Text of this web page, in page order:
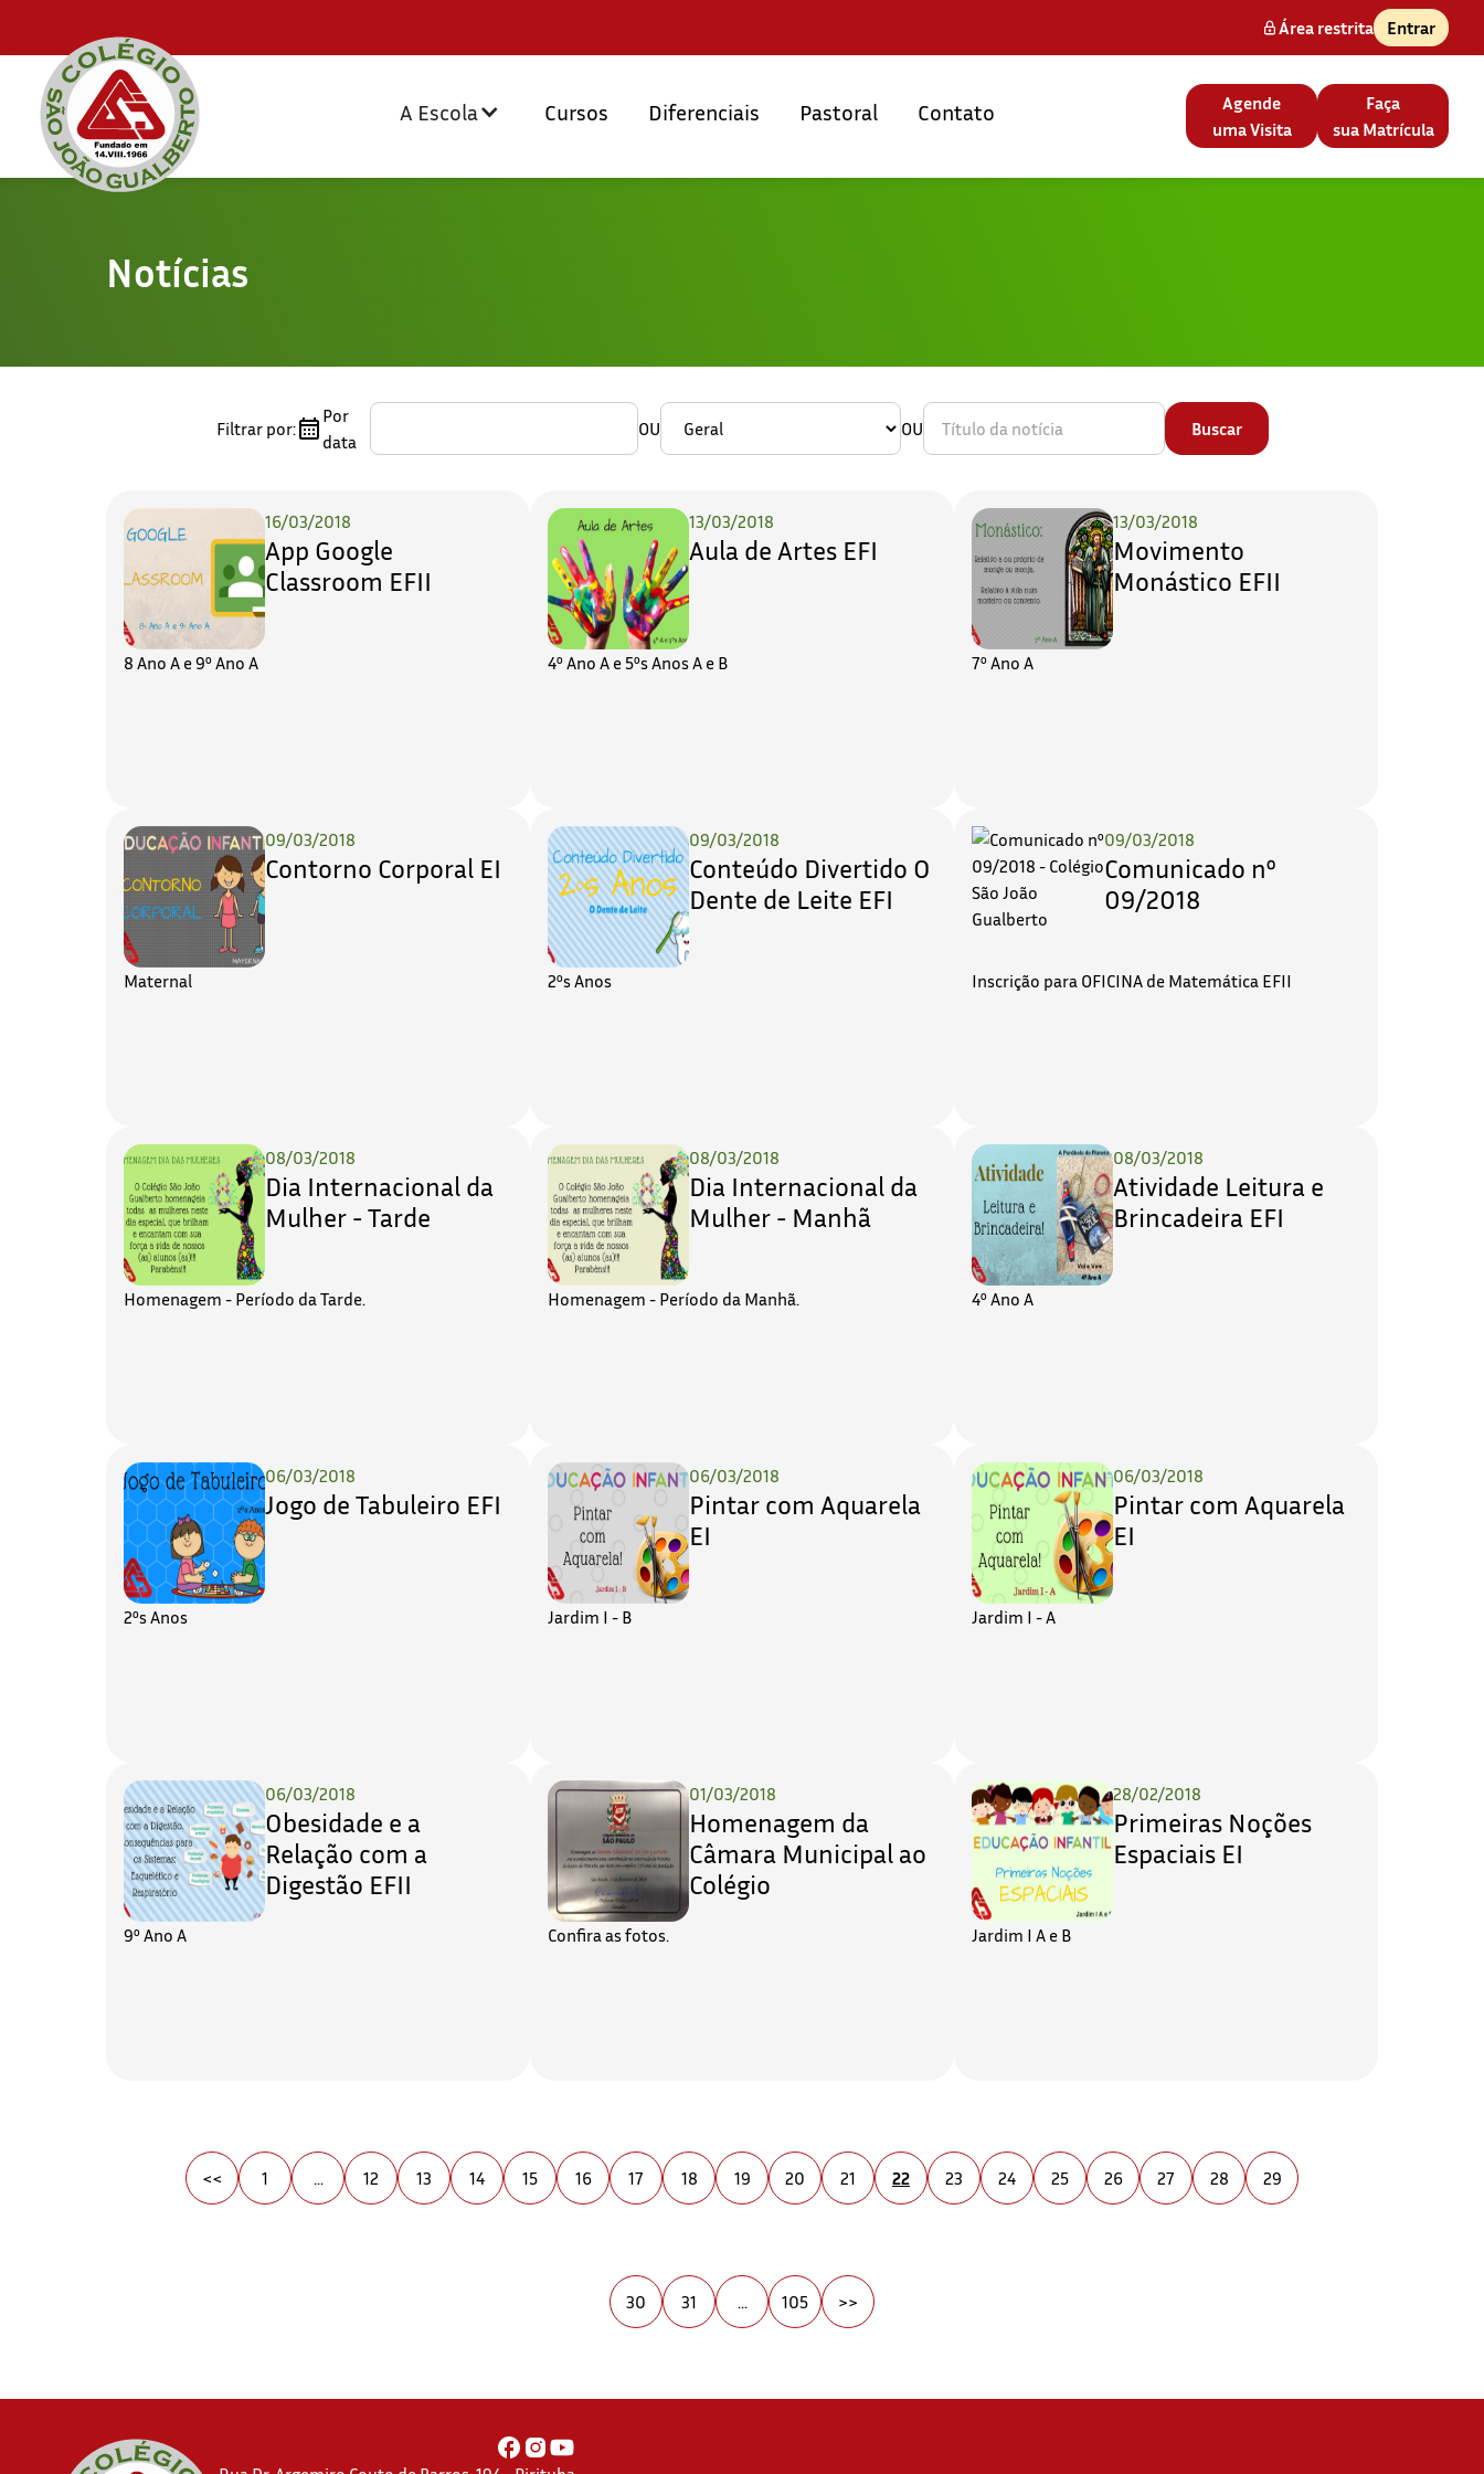
Área restrita Entrar
A Escola Cursos Diferenciais Pastoral Contato
Agende
uma Visita
Faça
sua Matrícula
Notícias
Filtrar por:
Por
data
OU OU
16/03/2018
App Google
Classroom EFII
8 Ano A e 9º Ano A
13/03/2018
Aula de Artes EFI
4º Ano A e 5ºs Anos A e B
13/03/2018
Movimento
Monástico EFII
7º Ano A
09/03/2018
Contorno Corporal EI
Maternal
09/03/2018
Conteúdo Divertido O
Dente de Leite EFI
2ºs Anos
09/03/2018
Comunicado nº
09/2018
Inscrição para OFICINA de Matemática EFII
08/03/2018
Dia Internacional da
Mulher - Tarde
Homenagem - Período da Tarde.
08/03/2018
Dia Internacional da
Mulher - Manhã
Homenagem - Período da Manhã.
08/03/2018
Atividade Leitura e
Brincadeira EFI
4º Ano A
06/03/2018
Jogo de Tabuleiro EFI
2ºs Anos
06/03/2018
Pintar com Aquarela
EI
Jardim I - B
06/03/2018
Pintar com Aquarela
EI
Jardim I - A
06/03/2018
Obesidade e a
Relação com a
Digestão EFII
9º Ano A
01/03/2018
Homenagem da
Câmara Municipal ao
Colégio
Confira as fotos.
28/02/2018
Primeiras Noções
Espaciais EI
Jardim I A e B
<< 1 ... 12 13 14 15 16 17 18 19 20 21 22 23 24 25 26 27 28 29
30 31 ... 105 >>